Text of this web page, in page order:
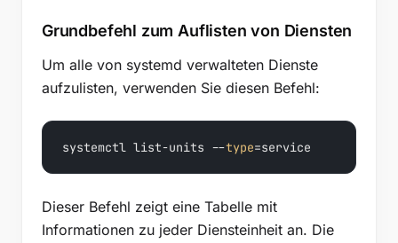
Grundbefehl zum Auflisten von Diensten
Um alle von systemd verwalteten Dienste
aufzulisten, verwenden Sie diesen Befehl:
systemctl list-units --type=service
Dieser Befehl zeigt eine Tabelle mit
Informationen zu jeder Diensteinheit an. Die